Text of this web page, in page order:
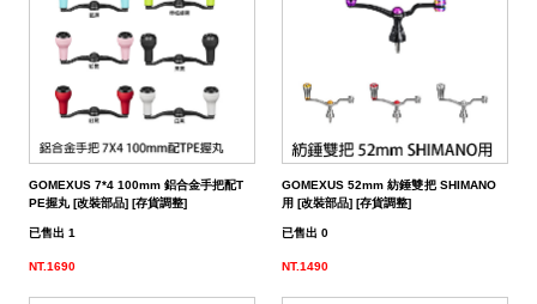
GOMEXUS 7*4 100mm 鋁合金手把配T
PE握丸 [改裝部品] [存貨調整]
已售出 1
NT.1690
GOMEXUS 52mm 紡錘雙把 SHIMANO
用 [改裝部品] [存貨調整]
已售出 0
NT.1490